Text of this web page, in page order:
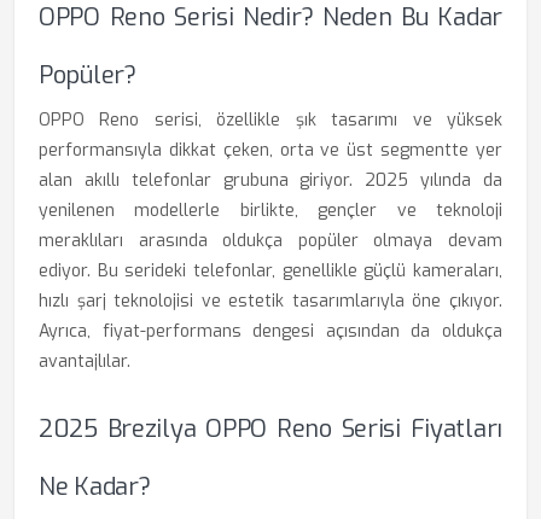
OPPO Reno Serisi Nedir? Neden Bu Kadar
Popüler?
OPPO Reno serisi, özellikle şık tasarımı ve yüksek
performansıyla dikkat çeken, orta ve üst segmentte yer
alan akıllı telefonlar grubuna giriyor. 2025 yılında da
yenilenen modellerle birlikte, gençler ve teknoloji
meraklıları arasında oldukça popüler olmaya devam
ediyor. Bu serideki telefonlar, genellikle güçlü kameraları,
hızlı şarj teknolojisi ve estetik tasarımlarıyla öne çıkıyor.
Ayrıca, fiyat-performans dengesi açısından da oldukça
avantajlılar.
2025 Brezilya OPPO Reno Serisi Fiyatları
Ne Kadar?